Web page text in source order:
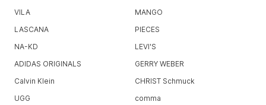
VILA
MANGO
LASCANA
PIECES
NA-KD
LEVI'S
ADIDAS ORIGINALS
GERRY WEBER
Calvin Klein
CHRIST Schmuck
UGG
comma